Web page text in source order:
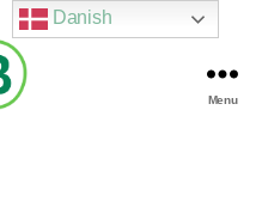
Menu
Danish